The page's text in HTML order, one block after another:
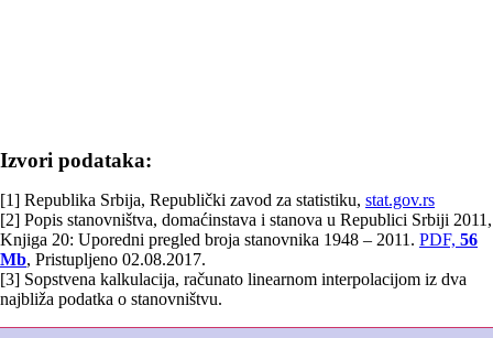
Izvori podataka:
[1] Republika Srbija, Republički zavod za statistiku, stat.gov.rs
[2] Popis stanovništva, domaćinstava i stanova u Republici Srbiji 2011,
Knjiga 20: Uporedni pregled broja stanovnika 1948 – 2011. PDF, 56
Mb, Pristupljeno 02.08.2017.
[3] Sopstvena kalkulacija, računato linearnom interpolacijom iz dva
najbliža podatka o stanovništvu.